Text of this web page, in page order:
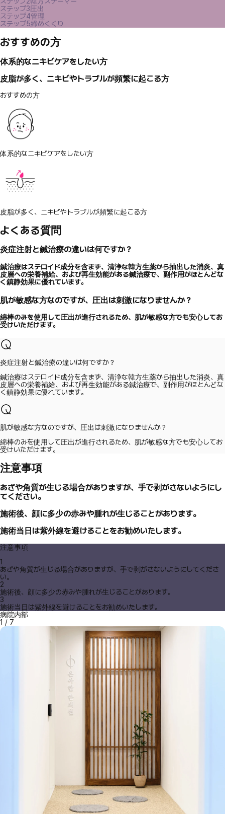
ステップ3圧出
ステップ4管理
ステップ5締めくくり
おすすめの方
体系的なニキビケアをしたい方
皮脂が多く、ニキビやトラブルが頻繁に起こる方
おすすめの方
体系的なニキビケアをしたい方
皮脂が多く、ニキビやトラブルが頻繁に起こる方
よくある質問
炎症注射と鍼治療の違いは何ですか？
鍼治療はステロイド成分を含まず、清浄な韓方生薬から抽出した消炎、真
皮層への栄養補給、および再生効能がある鍼治療で、副作用がほとんどな
く鎮静効果に優れています。
肌が敏感な方なのですが、圧出は刺激になりませんか？
綿棒のみを使用して圧出が進行されるため、肌が敏感な方でも安心してお
受けいただけます。
炎症注射と鍼治療の違いは何ですか？
鍼治療はステロイド成分を含まず、清浄な韓方生薬から抽出した消炎、真
皮層への栄養補給、および再生効能がある鍼治療で、副作用がほとんどな
く鎮静効果に優れています。
肌が敏感な方なのですが、圧出は刺激になりませんか？
綿棒のみを使用して圧出が進行されるため、肌が敏感な方でも安心してお
受けいただけます。
注意事項
あざや角質が生じる場合がありますが、手で剥がさないようにし
てください。
施術後、顔に多少の赤みや腫れが生じることがあります。
施術当日は紫外線を避けることをお勧めいたします。
注意事項
1
あざや角質が生じる場合がありますが、手で剥がさないようにしてくださ
い。
2
施術後、顔に多少の赤みや腫れが生じることがあります。
3
施術当日は紫外線を避けることをお勧めいたします。
病院内部
1 / 7